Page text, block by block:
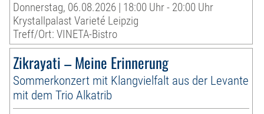
Donnerstag, 06.08.2026 | 18:00 Uhr - 20:00 Uhr
Krystallpalast Varieté Leipzig
Treff/Ort: VINETA-Bistro
Zikrayati – Meine Erinnerung
Sommerkonzert mit Klangvielfalt aus der Levante
mit dem Trio Alkatrib